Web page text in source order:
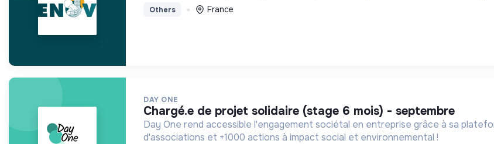
Others France
DAY ONE
chargé.e de projet solidaire (stage 6 mois) - septembre
Day One rend accessible l'engagement sociétal en entreprise grâce à sa
d'associations et +1000 actions à impact social et environnemental !